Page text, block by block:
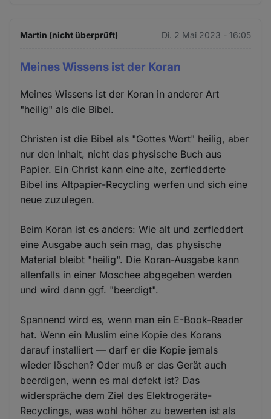
Martin (nicht überprüft) Di. 2 Mai 2023 - 16:05
Meines Wissens ist der Koran
Meines Wissens ist der Koran in anderer Art
"heilig" als die Bibel.
Christen ist die Bibel als "Gottes Wort" heilig, aber
nur den Inhalt, nicht das physische Buch aus
Papier. Ein Christ kann eine alte, zerfledderte
Bibel ins Altpapier-Recycling werfen und sich eine
neue zuzulegen.
Beim Koran ist es anders: Wie alt und zerfleddert
eine Ausgabe auch sein mag, das physische
Material bleibt "heilig". Die Koran-Ausgabe kann
allenfalls in einer Moschee abgegeben werden
und wird dann ggf. "beerdigt".
Spannend wird es, wenn man ein E-Book-Reader
hat. Wenn ein Muslim eine Kopie des Korans
darauf installiert — darf er die Kopie jemals
wieder löschen? Oder muß er das Gerät auch
beerdigen, wenn es mal defekt ist? Das
widerspräche dem Ziel des Elektrogeräte-
Recyclings, was wohl höher zu bewerten ist als